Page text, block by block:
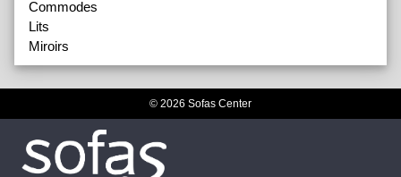
Commodes
Lits
Miroirs
© 2026 Sofas Center